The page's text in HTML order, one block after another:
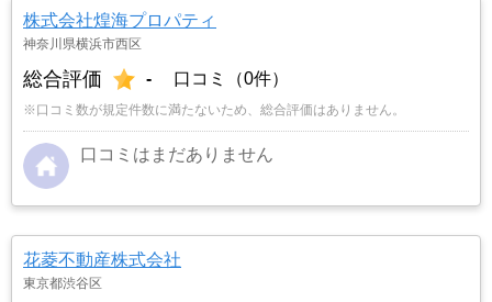
株式会社煌海プロパティ
神奈川県横浜市西区
総合評価 - 口コミ（0件）
※口コミ数が規定件数に満たないため、総合評価はありません。
口コミはまだありません
花菱不動産株式会社
東京都渋谷区